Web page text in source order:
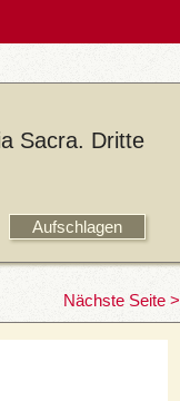
Sacra. Dritte
Nächste Seite >